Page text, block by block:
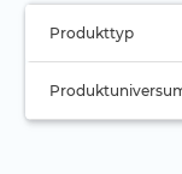
Photonik
Hauck &
HSBC
BBB
BB
Produkttyp
ETC